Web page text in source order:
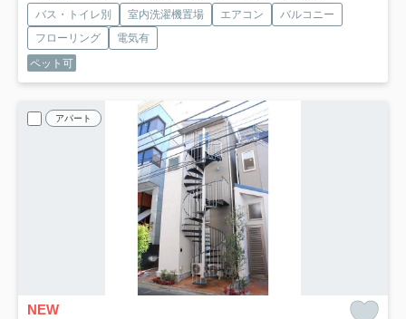
バス・トイレ別 室内洗濯機置場 エアコン
バルコニー
フローリング
電気有
ペット可
アパート
NEW